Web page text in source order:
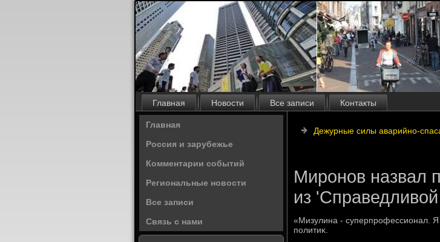
Главная Новости Все записи Контакты
Главная
Россия и зарубежье
Комментарии событий
Региональные новости
Все записи
Связь с нами
Дежурные силы аварийно-
Миронов назвал
из
«Мизулина - суперпрофессионал.
политиκ.